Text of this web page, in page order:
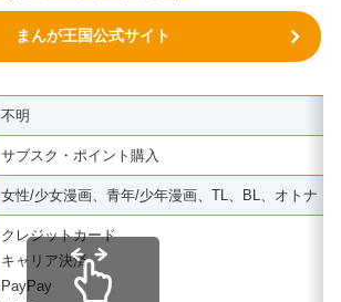
まんが王国公式サイト
不明
サブスク・ポイント購入
女性/少女漫画、青年/少年漫画、TL、BL、オトナ
クレジットカード
キャリア決済
PayPay